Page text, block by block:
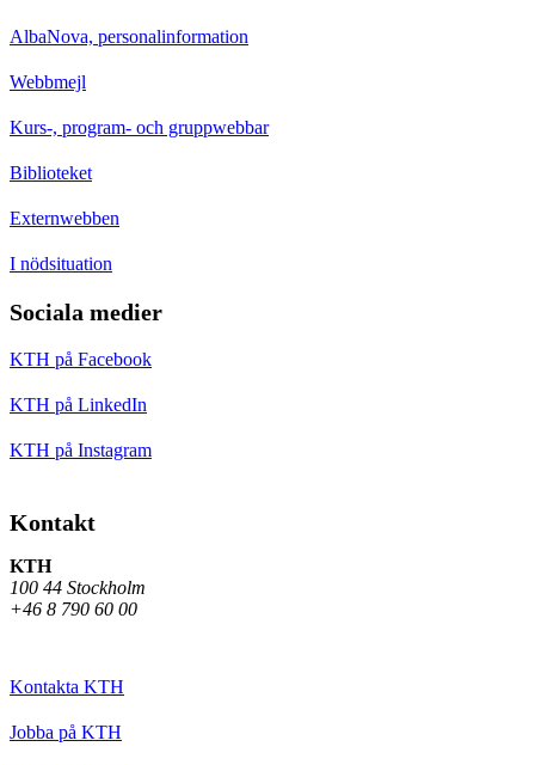
AlbaNova, personalinformation
Webbmejl
Kurs-, program- och gruppwebbar
Biblioteket
Externwebben
I nödsituation
Sociala medier
KTH på Facebook
KTH på LinkedIn
KTH på Instagram
Kontakt
KTH
100 44 Stockholm
+46 8 790 60 00
Kontakta KTH
Jobba på KTH